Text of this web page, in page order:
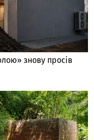
знову просів